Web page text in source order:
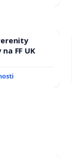
FF UK